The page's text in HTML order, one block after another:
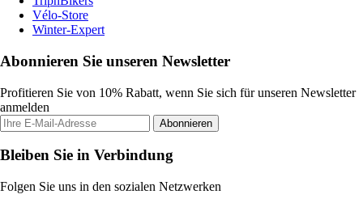
Vélo-Store
Winter-Expert
Abonnieren Sie unseren Newsletter
Profitieren Sie von 10% Rabatt, wenn Sie sich für unseren Newsletter
anmelden
Abonnieren
Bleiben Sie in Verbindung
Folgen Sie uns in den sozialen Netzwerken